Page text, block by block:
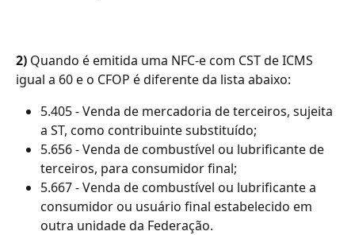
2) Quando é emitida uma NFC-e com CST de ICMS
igual a 60 e o CFOP é diferente da lista abaixo:
5.405 - Venda de mercadoria de terceiros, sujeita
a ST, como contribuinte substituído;
5.656 - Venda de combustível ou lubrificante de
terceiros, para consumidor final;
5.667 - Venda de combustível ou lubrificante a
consumidor ou usuário final estabelecido em
outra unidade da Federação.